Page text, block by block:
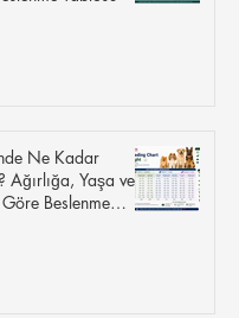
Ne Kadar
Ağırlığa, Yaşa ve
Beslenme